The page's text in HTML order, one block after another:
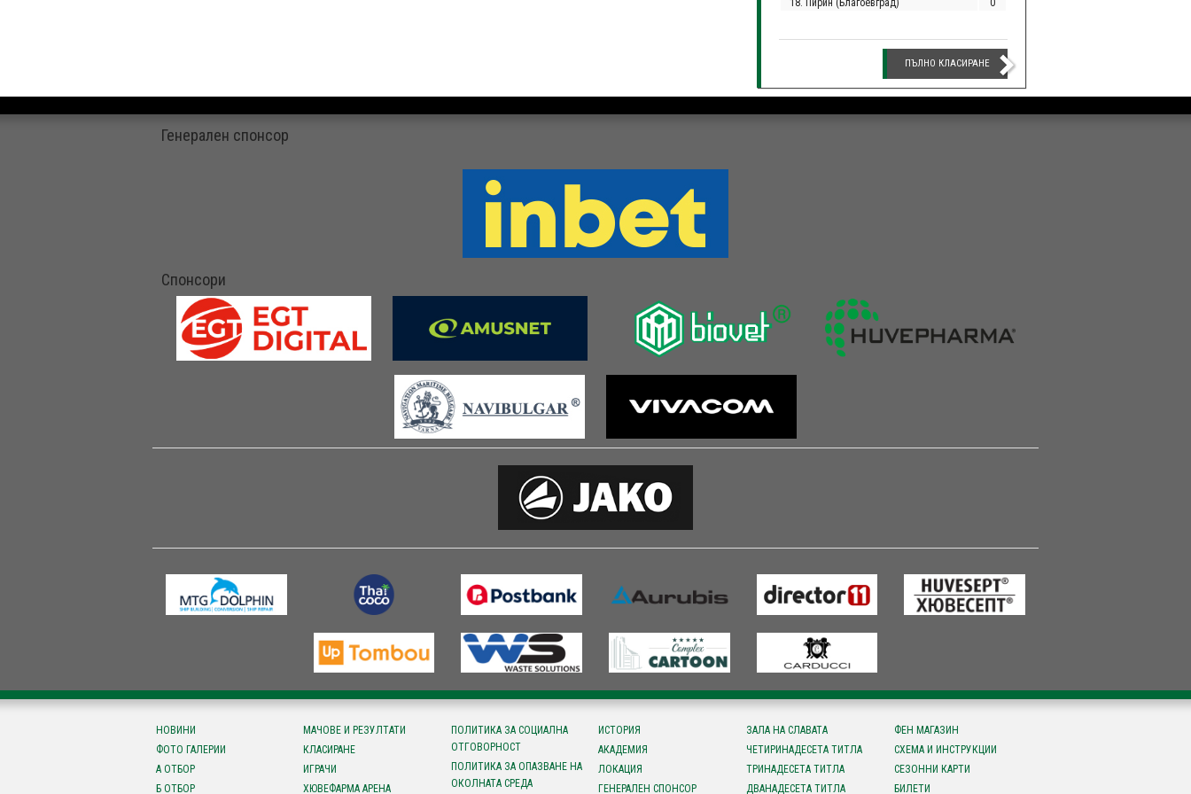
18. Пирин (Благоевград)
0
ПЪЛНО КЛАСИРАНЕ
Генерален спонсор
Спонсори
НОВИНИ
ФОТО ГАЛЕРИИ
А ОТБОР
Б ОТБОР
МАЧОВЕ И РЕЗУЛТАТИ
КЛАСИРАНЕ
ИГРАЧИ
ХЮВЕФАРМА АРЕНА
ПОЛИТИКА ЗА СОЦИАЛНА
ОТГОВОРНОСТ
ПОЛИТИКА ЗА ОПАЗВАНЕ НА
ОКОЛНАТА СРЕДА
ИСТОРИЯ
АКАДЕМИЯ
ЛОКАЦИЯ
ГЕНЕРАЛЕН СПОНСОР
ЗАЛА НА СЛАВАТА
ЧЕТИРИНАДЕСЕТА ТИТЛА
ТРИНАДЕСЕТА ТИТЛА
ДВАНАДЕСЕТА ТИТЛА
ФЕН МАГАЗИН
СХЕМА И ИНСТРУКЦИИ
СЕЗОННИ КАРТИ
БИЛЕТИ